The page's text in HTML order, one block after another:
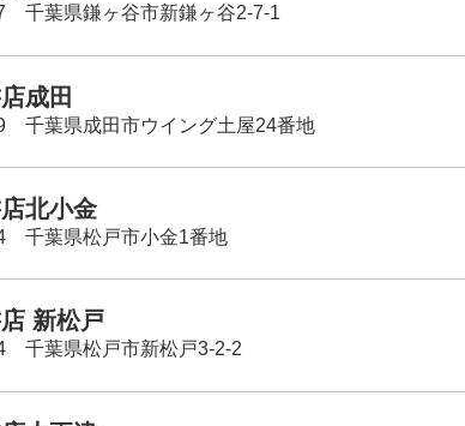
千葉県鎌ヶ谷市新鎌ヶ谷2-7-1
成田
千葉県成田市ウイング土屋24番地
北小金
千葉県松戸市小金1番地
新松戸
千葉県松戸市新松戸3-2-2